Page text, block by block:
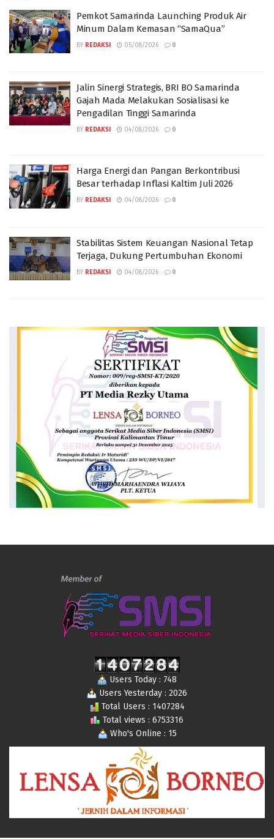
Pemkot Samarinda Launching Produk Air
Minum Dalam Kemasan “SamaQua”
BY REDAKSI 05/08/2026 0
Jalin Sinergi Strategis, BRI BO Samarinda
Gajah Mada Melakukan Sosialisasi ke
Pengadilan Tinggi Samarinda
BY REDAKSI 04/08/2026 0
Harga Energi dan Pangan Berkontribusi
Besar terhadap Inflasi Kaltim Juli 2026
BY REDAKSI 04/08/2026 0
Stabilitas Sistem Keuangan Nasional Tetap
Terjaga, Dukung Pertumbuhan Ekonomi
BY REDAKSI 04/08/2026 0
Users Today : 748
Users Yesterday : 2026
Total Users : 1407284
Total views : 6753316
Who's Online : 15